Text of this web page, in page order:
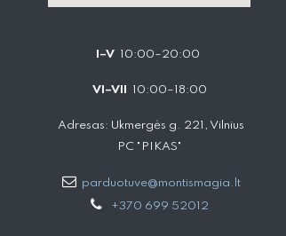
I–V 10:00–20:00
VI–VII 10:00–18:00
Adresas: Ukmergės g. 221, Vilnius
PC "PIKAS"
parduotuve@montismagia.lt
+370 699 52012